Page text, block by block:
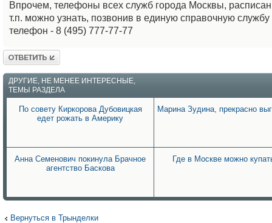
Впрочем, телефоны всех служб города Москвы,
т.п. можно узнать, позвонив в единую справочную
телефон - 8 (495) 777-77-77
Ответить
ДРУГИЕ, НЕ МЕНЕЕ ИНТЕРЕСНЫЕ,
ТЕМЫ РАЗДЕЛА
По совету Киркорова Дубовицкая
едет рожать в Америку
Марина Зудина, прекрасно
Анна Семенович покинула Брачное
агентство Баскова
Где в Москве можно
Вернуться в Трынделки